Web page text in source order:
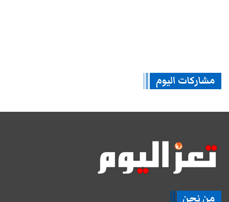
مشاركات اليوم
من نحن